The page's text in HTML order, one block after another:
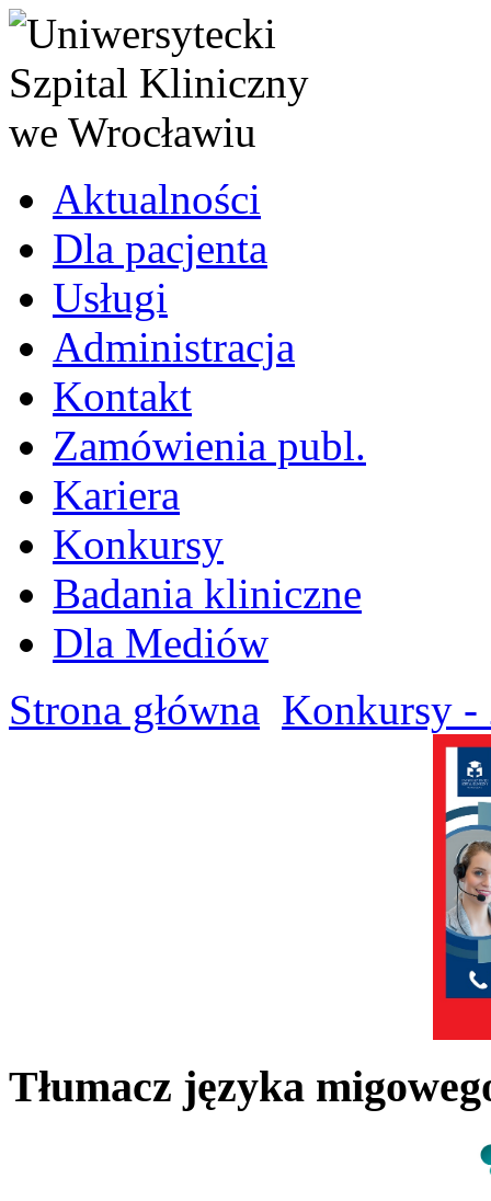
Aktualności
Dla pacjenta
Usługi
Administracja
Kontakt
Zamówienia publ.
Kariera
Konkursy
Badania kliniczne
Dla Mediów
Strona główna Konkursy -
Tłumacz języka